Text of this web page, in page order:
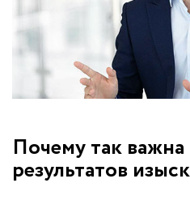
Почему так важна
результатов